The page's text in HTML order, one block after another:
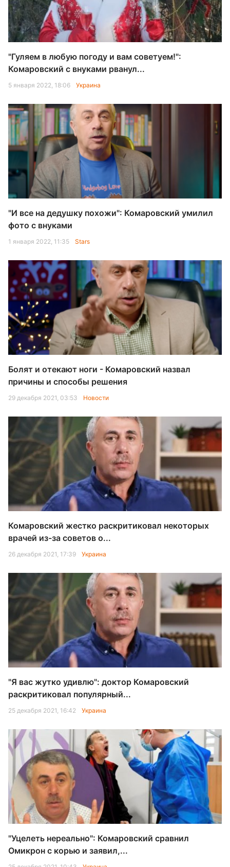
"Гуляем в любую погоду и вам советуем!":
Комаровский с внуками рванул...
5 января 2022, 18:06 Украина
"И все на дедушку похожи": Комаровский умилил
фото с внуками
1 января 2022, 11:35 Stars
Болят и отекают ноги - Комаровский назвал
причины и способы решения
29 декабря 2021, 03:53 Новости
Комаровский жестко раскритиковал некоторых
врачей из-за советов о...
26 декабря 2021, 17:39 Украина
"Я вас жутко удивлю": доктор Комаровский
раскритиковал популярный...
25 декабря 2021, 16:42 Украина
"Уцелеть нереально": Комаровский сравнил
Омикрон с корью и заявил,...